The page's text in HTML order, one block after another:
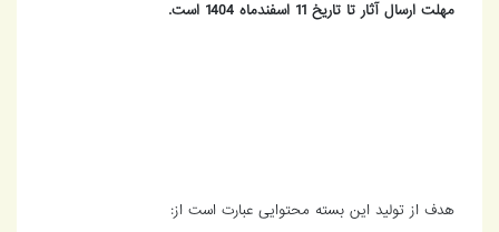
مهلت ارسال آثار تا تاریخ 11 اسفندماه 1404 است.
هدف از تولید این بسته محتوایی عبارت است از: